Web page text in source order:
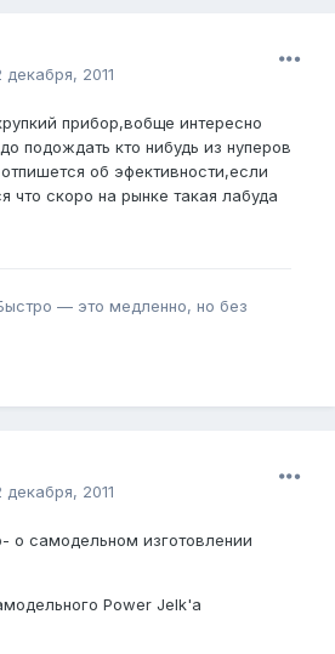
декабря, 2011
прибор,вобще интересно
подождать кто нибудь из нуперов
об эфективности,если
что скоро на рынке такая лабуда
— это медленно, но без
декабря, 2011
о самодельном изготовлении
Power Jelk'a